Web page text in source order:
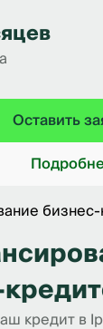
Оставить
кредит в